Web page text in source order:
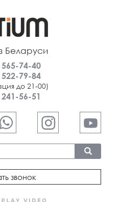
Беларуси
565-74-40
522-79-84
до 21-00)
241-56-51
звонок